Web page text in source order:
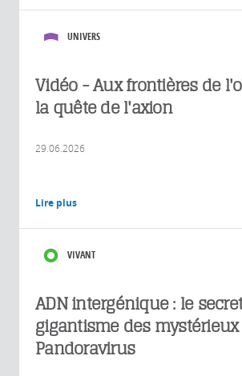
UNIVERS
Vidéo - Aux frontières de
la quête de l'axion
29.06.2026
Lire plus
VIVANT
ADN intergénique : le
gigantisme des mystérieux
Pandoravirus